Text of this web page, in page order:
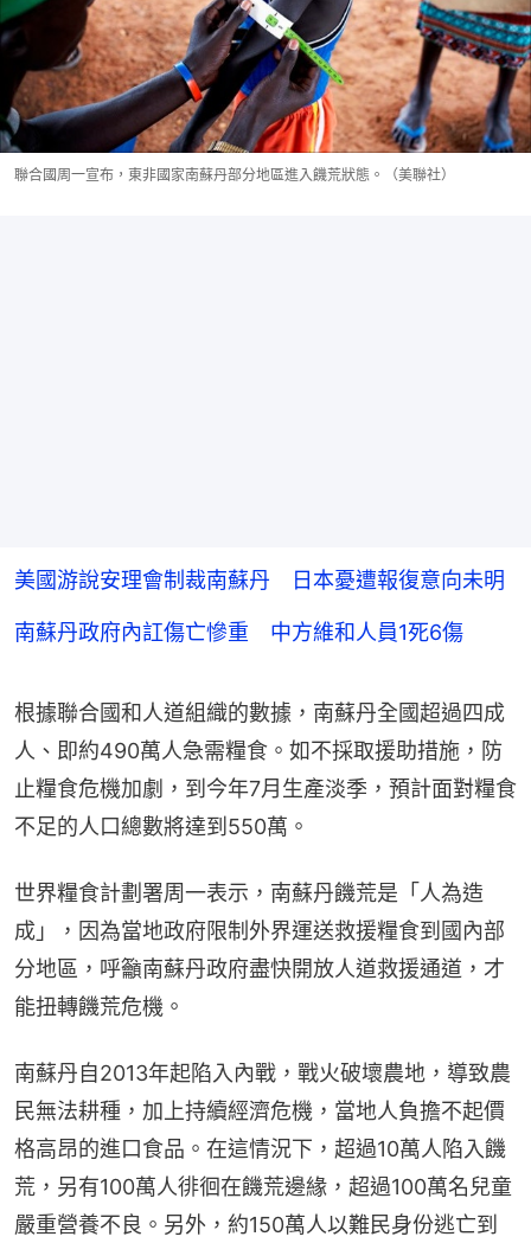
聯合國周一宣布，東非國家南蘇丹部分地區進入饑荒狀態。（美聯社）
美國游說安理會制裁南蘇丹 日本憂遭報復意向未明
南蘇丹政府內訌傷亡慘重 中方維和人員1死6傷
根據聯合國和人道組織的數據，南蘇丹全國超過四成
人、即約490萬人急需糧食。如不採取援助措施，防
止糧食危機加劇，到今年7月生產淡季，預計面對糧食
不足的人口總數將達到550萬。
世界糧食計劃署周一表示，南蘇丹饑荒是「人為造
成」，因為當地政府限制外界運送救援糧食到國內部
分地區，呼籲南蘇丹政府盡快開放人道救援通道，才
能扭轉饑荒危機。
南蘇丹自2013年起陷入內戰，戰火破壞農地，導致農
民無法耕種，加上持續經濟危機，當地人負擔不起價
格高昂的進口食品。在這情況下，超過10萬人陷入饑
荒，另有100萬人徘徊在饑荒邊緣，超過100萬名兒童
嚴重營養不良。另外，約150萬人以難民身份逃亡到